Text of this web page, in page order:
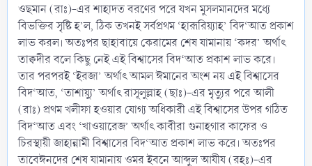
ওছমান (রাঃ)-এর শাহাদত বরণের পরে যখন মুসলমানদের মধ্যে
বিভক্তির সৃষ্টি হ’ল, ঠিক তখনই সর্বপ্রথম ‘হারূরিয়্যাহ’ বিদ‘আত প্রকাশ
লাভ করল। অতঃপর ছাহাবায়ে কেরামের শেষ যামানায় ‘কদর’ অর্থাৎ
তাক্বদীর বলে কিছু নেই এই বিশ্বাসের বিদ‘আত প্রকাশ লাভ করে।
তার পরপরই ‘ইরজা’ অর্থাৎ আমল ঈমানের অংশ নয় এই বিশ্বাসের
বিদ‘আত, ‘তাশায়্যু’ অর্থাৎ রাসূলুল্লাহ (ছাঃ)-এর মৃত্যুর পরে আলী
(রাঃ) প্রথম খলীফা হওয়ার যোগ্য অধিকারী এই বিশ্বাসের উপর গঠিত
বিদ‘আত এবং ‘খাওয়ারেজ’ অর্থাৎ কাবীরা গুনাহগার কাফের ও
চিরস্থায়ী জাহান্নামী বিশ্বাসের বিদ‘আত প্রকাশ লাভ করে। অতঃপর
তাবেঈনদের শেষ যামানায় ওমর ইবনে আব্দুল আযীয (রহঃ)-এর